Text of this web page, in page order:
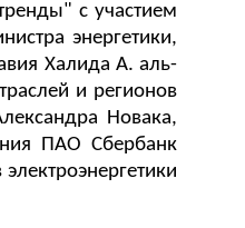
с участием
энергетики,
Халида А. аль-
и регионов
Новака,
ПАО Сбербанк